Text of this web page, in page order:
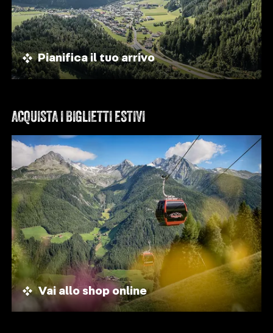
Pianifica il tuo arrivo
ACQUISTA I BIGLIETTI ESTIVI
Vai allo shop online